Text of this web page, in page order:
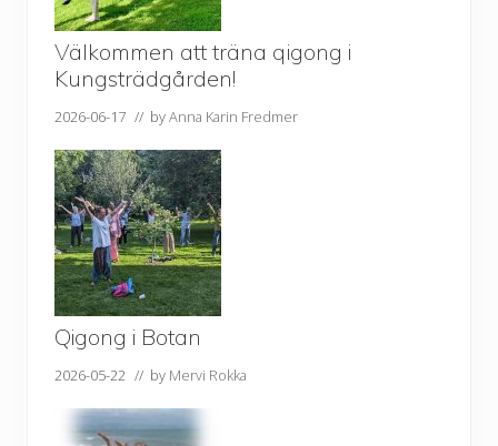
Välkommen att träna qigong i
Kungsträdgården!
2026-06-17 // byAnna Karin Fredmer
Qigong i Botan
2026-05-22 // by Mervi Rokka